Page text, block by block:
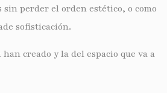
perder el orden estético, o como
sofisticación.
creado y la del espacio que va a